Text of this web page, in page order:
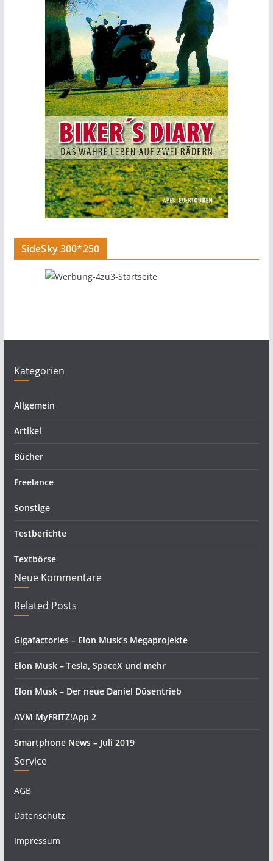
SideSky 300*250
Kategorien
Allgemein
Artikel
Bücher
Freelance
Sonstige
Testberichte
Textbörse
Neue Kommentare
Related Posts
Gigafactories – Elon Musk’s Megaprojekte
Elon Musk – Tesla, SpaceX und mehr
Elon Musk – Der neue Daniel Düsentrieb
AVM MyFRITZ!App 2
Smartphone News – Juli 2019
Service
AGB
Datenschutz
Impressum